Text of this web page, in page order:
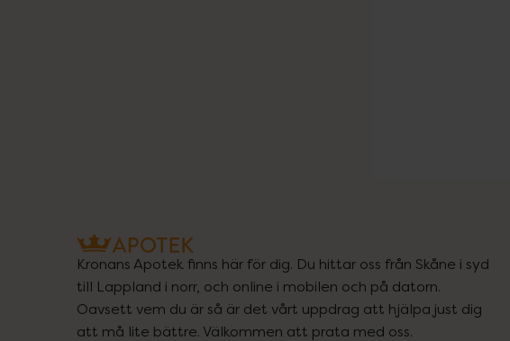
Kronans Apotek finns här för dig. Du hittar oss från Skåne i syd
till Lappland i norr, och online i mobilen och på datorn.
Oavsett vem du är så är det vårt uppdrag att hjälpa just dig
att må lite bättre. Välkommen att prata med oss.